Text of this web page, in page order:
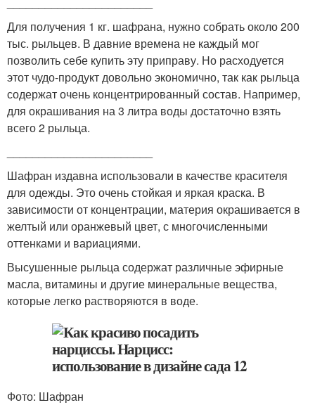
Для получения 1 кг. шафрана, нужно собрать около 200
тыс. рыльцев. В давние времена не каждый мог
позволить себе купить эту приправу. Но расходуется
этот чудо-продукт довольно экономично, так как рыльца
содержат очень концентрированный состав. Например,
для окрашивания на 3 литра воды достаточно взять
всего 2 рыльца.
Шафран издавна использовали в качестве красителя
для одежды. Это очень стойкая и яркая краска. В
зависимости от концентрации, материя окрашивается в
желтый или оранжевый цвет, с многочисленными
оттенками и вариациями.
Высушенные рыльца содержат различные эфирные
масла, витамины и другие минеральные вещества,
которые легко растворяются в воде.
Фото: Шафран